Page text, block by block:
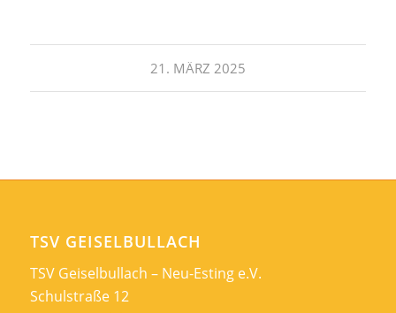
21. MÄRZ 2025
TSV GEISELBULLACH
TSV Geiselbullach – Neu-Esting e.V.
Schulstraße 12